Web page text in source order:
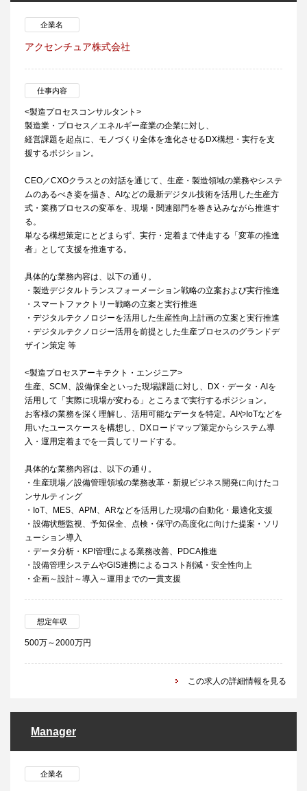
企業名
アクセンチュア株式会社
仕事内容
<製造プロセスコンサルタント>
製造業・プロセス／エネルギー産業の企業に対し、
経営課題を起点に、モノづくり全体を進化させるDX構想・実行を支
援するポジション。
CEO／CXOクラスとの対話を通じて、生産・製造領域の業務やシステ
ムのあるべき姿を描き、AIなどの最新デジタル技術を活用した生産方
式・業務プロセスの変革を、現場・関連部門を巻き込みながら推進す
る。
単なる構想策定にとどまらず、実行・定着まで伴走する「変革の推進
者」として支援を推進する。
具体的な業務内容は、以下の通り。
・製造デジタルトランスフォーメーション戦略の立案および実行推進
・スマートファクトリー戦略の立案と実行推進
・デジタルテクノロジーを活用した生産性向上計画の立案と実行推進
・デジタルテクノロジー活用を前提とした生産プロセスのグランドデ
ザイン策定 等
<製造プロセスアーキテクト・エンジニア>
生産、SCM、設備保全といった現場課題に対し、DX・データ・AIを
活用して「実際に現場が変わる」ところまで実行するポジション。
お客様の業務を深く理解し、活用可能なデータを特定。AIやIoTなどを
用いたユースケースを構想し、DXロードマップ策定からシステム導
入・運用定着までを一貫してリードする。
具体的な業務内容は、以下の通り。
・生産現場／設備管理領域の業務改革・新規ビジネス開発に向けたコ
ンサルティング
・IoT、MES、APM、ARなどを活用した現場の自動化・最適化支援
・設備状態監視、予知保全、点検・保守の高度化に向けた提案・ソリ
ューション導入
・データ分析・KPI管理による業務改善、PDCA推進
・設備管理システムやGIS連携によるコスト削減・安全性向上
・企画～設計～導入～運用までの一貫支援
想定年収
500万～2000万円
この求人の詳細情報を見る
Manager
企業名